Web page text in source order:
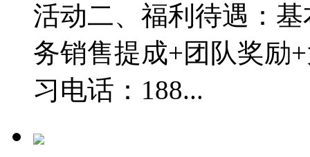
活动二、福利待遇：
务销售提成+团队奖励
习电话：188...